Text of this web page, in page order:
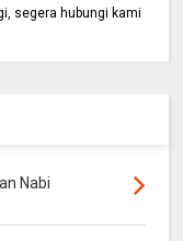
segera hubungi kami
Nabi